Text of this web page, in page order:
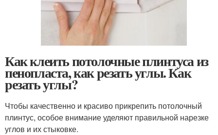
Как клеить потолочные плинтуса из
пенопласта, как резать углы. Как
резать углы?
Чтобы качественно и красиво прикрепить потолочный
плинтус, особое внимание уделяют правильной нарезке
углов и их стыковке.